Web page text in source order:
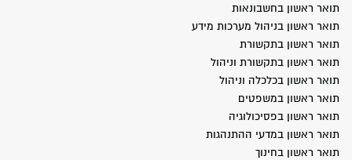
תואר ראשון בחשבונאות
תואר ראשון בניהול מערכות מידע
תואר ראשון בתקשורת
תואר ראשון בתקשורת וניהול
תואר ראשון בכלכלה וניהול
תואר ראשון במשפטים
תואר ראשון בפסיכולוגיה
תואר ראשון במדעי ההתנהגות
תואר ראשון בחינוך